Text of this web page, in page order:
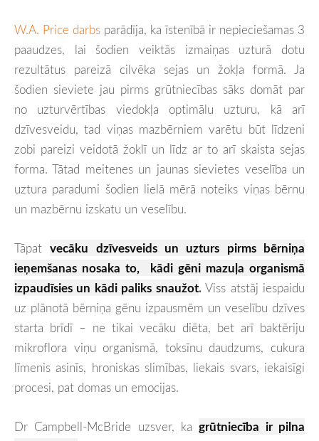
W.A. Price darbs parādīja, ka īstenībā ir nepieciešamas 3
paaudzes, lai šodien veiktās izmaiņas uzturā dotu
rezultātus pareizā cilvēka sejas un žokļa formā. Ja
šodien sieviete jau pirms grūtniecības sāks domāt par
no uzturvērtības viedokļa optimālu uzturu, kā arī
dzīvesveidu, tad viņas mazbērniem varētu būt līdzeni
zobi pareizi veidotā žoklī un līdz ar to arī skaista sejas
forma. Tātad meitenes un jaunas sievietes veselība un
uztura paradumi šodien lielā mērā noteiks viņas bērnu
un mazbērnu izskatu un veselību.
Tāpatvecāku dzīvesveids un uzturs pirms bērniņa
ieņemšanas nosaka to, kādi gēni mazuļa organismā
izpaudīsies un kādi paliks snaužot.Viss atstāj iespaidu
uz plānotā bērniņa gēnu izpausmēm un veselību dzīves
starta brīdī – ne tikai vecāku diēta, bet arī baktēriju
mikroflora viņu organismā, toksīnu daudzums, cukura
līmenis asinīs, hroniskas slimības, liekais svars, iekaisīgi
procesi, pat domas un emocijas.
Dr Campbell-McBride uzsver, kagrūtniecība ir pilna